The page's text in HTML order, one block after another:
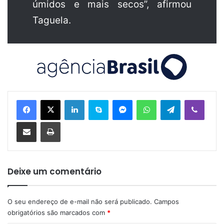
úmidos e mais secos”, afirmou
Taguela.
Telegram
Deixe um comentário
O seu endereço de e-mail não será publicado. Campos
obrigatórios são marcados com *